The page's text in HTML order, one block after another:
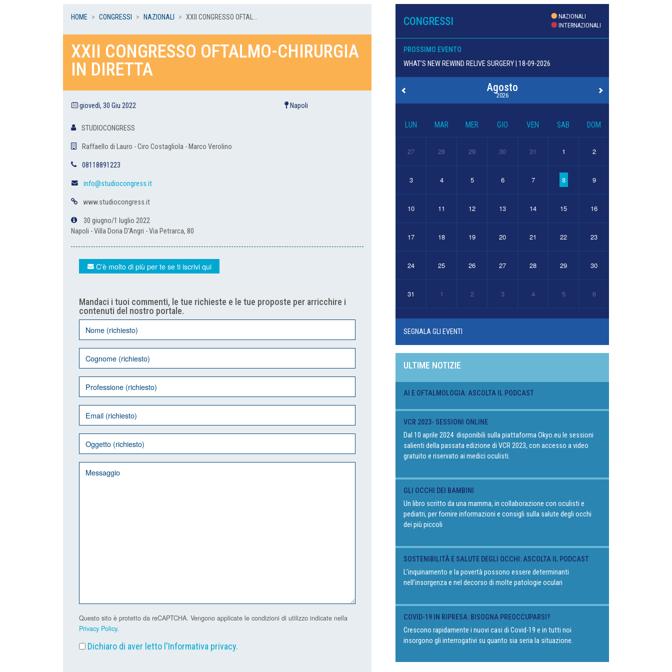
HOME CONGRESSI NAZIONALI XXII CONGRESSO OFTAL...
XXII CONGRESSO OFTALMO-CHIRURGIA
IN DIRETTA
giovedì, 30 Giu 2022 Napoli
STUDIOCONGRESS
Raffaello di Lauro - Ciro Costagliola - Marco Verolino
08118891223
info@studiocongress.it
www.studiocongress.it
30 giugno/1 luglio 2022
Napoli - Villa Doria D'Angri - Via Petrarca, 80
C'è molto di più per te se ti iscrivi qui
Mandaci i tuoi commenti, le tue richieste e le tue proposte per arricchire i
contenuti del nostro portale.
Questo sito è protetto da reCAPTCHA. Vengono applicate le condizioni di utilizzo indicate nella
Privacy Policy.
Dichiaro di aver letto l'Informativa privacy.
CONGRESSI
NAZIONALI
INTERNAZIONALI
PROSSIMO EVENTO
WHAT’S NEW REWIND RELIVE SURGERY | 18-09-2026
Agosto
2026
LUN MAR MER GIO VEN SAB DOM
27 28 29 30 31 1 2
3 4 5 6 7 8 9
10 11 12 13 14 15 16
17 18 19 20 21 22 23
24 25 26 27 28 29 30
31 1 2 3 4 5 6
SEGNALA GLI EVENTI
ULTIME NOTIZIE
AI E OFTALMOLOGIA: ASCOLTA IL PODCAST
VCR 2023- SESSIONI ONLINE
Dal 10 aprile 2024 disponibili sulla piattaforma Okyo.eu le sessioni
salienti della passata edizione di VCR 2023, con accesso a video
gratuito e riservato ai medici oculisti.
GLI OCCHI DEI BAMBINI
Un libro scritto da una mamma, in collaborazione con oculisti e
pediatri, per fornire informazioni e consigli sulla salute degli occhi
dei più piccoli
SOSTENIBILITÀ E SALUTE DEGLI OCCHI: ASCOLTA IL PODCAST
L’inquinamento e la povertà possono essere determinanti
nell’insorgenza e nel decorso di molte patologie oculari
COVID-19 IN RIPRESA: BISOGNA PREOCCUPARSI?
Crescono rapidamente i nuovi casi di Covid-19 e in tutti noi
insorgono gli interrogativi su quanto sia seria la situazione.